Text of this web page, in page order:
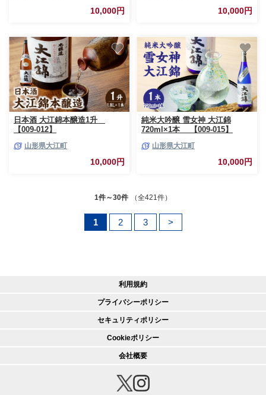
10,000円 10,000円
日本酒 大江錦本醸造1升
【009-012】
山形県大江町
10,000円
純米大吟醸 雪女神 大江錦
720ml×1本 【009-015】
山形県大江町
10,000円
1件～30件 （全421件）
1 2 3 >
利用規約
プライバシーポリシー
セキュリティポリシー
Cookieポリシー
会社概要